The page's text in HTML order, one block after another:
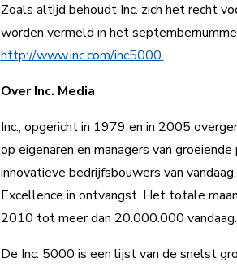
Zoals altijd behoudt Inc. zich het recht
worden vermeld in het
http://www.inc.com/inc5000.
Over Inc. Media
Inc., opgericht in 1979 en in 2005
op eigenaren en managers van
innovatieve bedrijfsbouwers van
Excellence in ontvangst. Het totale
2010 tot meer dan 20.000.000
De Inc. 5000 is een lijst van de snelst